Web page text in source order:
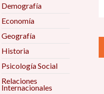
Demografía
Economía
Geografía
Historia
Psicología Social
Relaciones
Internacionales